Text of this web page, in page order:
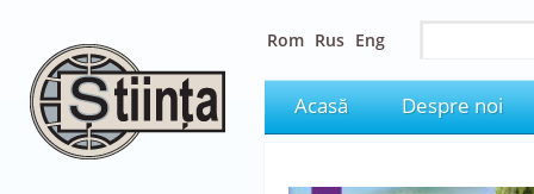
Rom Rus Eng
Acasă Despre noi